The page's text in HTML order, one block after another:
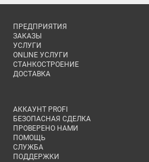
ПРЕДПРИЯТИЯ
ЗАКАЗЫ
УСЛУГИ
ONLINE УСЛУГИ
СТАНКОСТРОЕНИЕ
ДОСТАВКА
АККАУНТ PROFI
БЕЗОПАСНАЯ СДЕЛКА
ПРОВЕРЕНО НАМИ
ПОМОЩЬ
СЛУЖБА
ПОДДЕРЖКИ